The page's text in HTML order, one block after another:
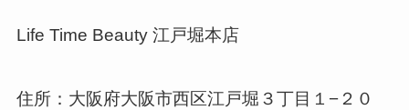
Life Time Beauty 江戸堀本店
住所：大阪府大阪市西区江戸堀３丁目１−２０